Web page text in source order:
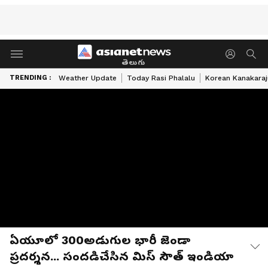
తెలుగు
TRENDING : Weather Update Today Rasi Phalalu Korean
ఏయూలో 300అడుగుల భారీ జెండా
ప్రదర్శన... సందడిచేసిన మిస్ సౌత్ ఇండియా